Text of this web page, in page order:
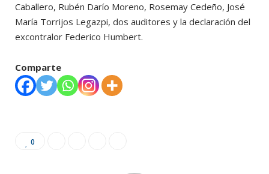
Caballero, Rubén Darío Moreno, Rosemay Cedeño, José
María Torrijos Legazpi, dos auditores y la declaración del
excontralor Federico Humbert.
Comparte
0